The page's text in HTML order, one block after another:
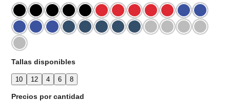
Tallas disponibles
10 12 4 6 8
Precios por cantidad